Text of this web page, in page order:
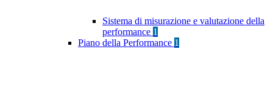
Sistema di misurazione e valutazione della
performance 1
Piano della Performance 1